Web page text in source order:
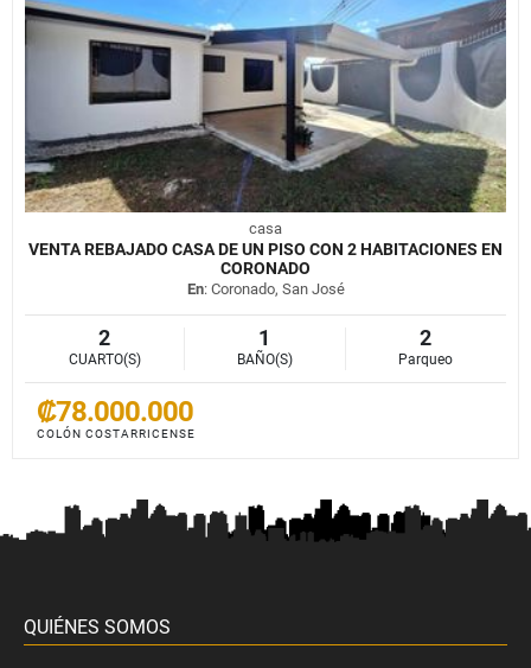
casa
VENTA REBAJADO CASA DE UN PISO CON 2 HABITACIONES EN
CORONADO
En: Coronado, San José
2
CUARTO(S)
1
BAÑO(S)
2
Parqueo
₡78.000.000
COLÓN COSTARRICENSE
QUIÉNES SOMOS